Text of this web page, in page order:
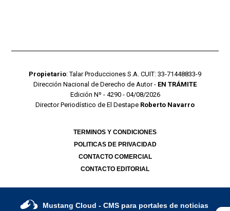
Propietario: Talar Producciones S.A. CUIT: 33-71448833-9
Dirección Nacional de Derecho de Autor - EN TRÁMITE
Edición Nº - 4290 - 04/08/2026
Director Periodístico de El Destape Roberto Navarro
TERMINOS Y CONDICIONES
POLITICAS DE PRIVACIDAD
CONTACTO COMERCIAL
CONTACTO EDITORIAL
Mustang Cloud - CMS para portales de noticias